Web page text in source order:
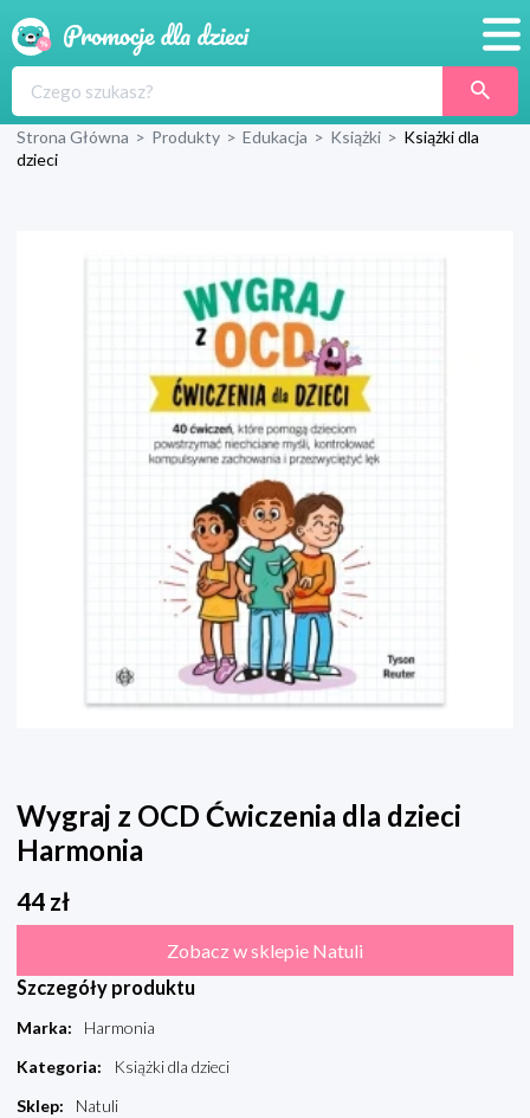
Produkty
Wyprawka
Strona Główna > Produkty > Edukacja > Książki > Książki dla
dzieci
Wygraj z OCD Ćwiczenia dla dzieci
Harmonia
44 zł
Zobacz w sklepie Natuli
Szczegóły produktu
Marka:
Harmonia
Kategoria:
Książki dla dzieci
Sklep:
Natuli